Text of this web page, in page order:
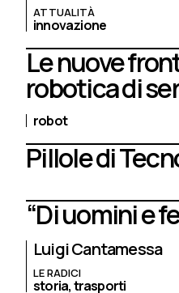
ATTUALITÀ
innovazione
Le nuove
robotica di
robot
Pillole di
“Di uomini e
Luigi Cantamessa
LE RADICI
storia,trasporti